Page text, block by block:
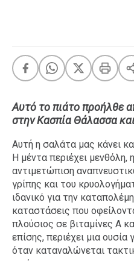
OMG LOL
A-List
LIFE
Food
Body+Mind
Ταξίδια
Style
Σπίτι
Family
Σχέσεις
Aυτό το πιάτο προήλθε
στην Κασπία Θάλασσα
Αυτή η σαλάτα μας κάνει
Η μέντα περιέχει μενθόλη,
αντιμετώπιση
γρίπης και του
ιδανικό για την
καταστάσεις που
πλούσιος σε βιταμίνες Α
επίσης, περιέχει μια
όταν καταναλώνεται